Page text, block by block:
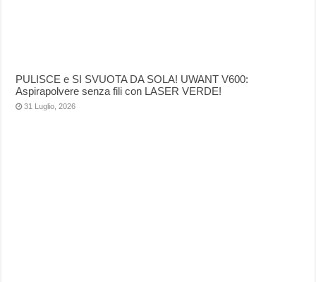
PULISCE e SI SVUOTA DA SOLA! UWANT V600:
Aspirapolvere senza fili con LASER VERDE!
31 Luglio, 2026